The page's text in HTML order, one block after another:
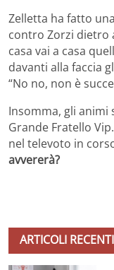
Zelletta ha fatto
contro Zorzi dietro
casa vai a casa
davanti alla faccia
“No no, non è
Insomma, gli animi
Grande Fratello
nel televoto in
avvererà?
ARTICOLI RECENTI